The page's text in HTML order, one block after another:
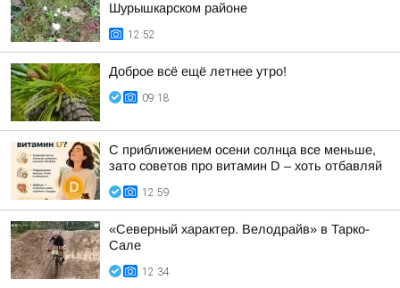
Шурышкарском районе
12:52
Доброе всё ещё летнее утро!
09:18
С приближением осени солнца все меньше,
зато советов про витамин D – хоть отбавляй
12:59
«Северный характер. Велодрайв» в Тарко-
Сале
12:34